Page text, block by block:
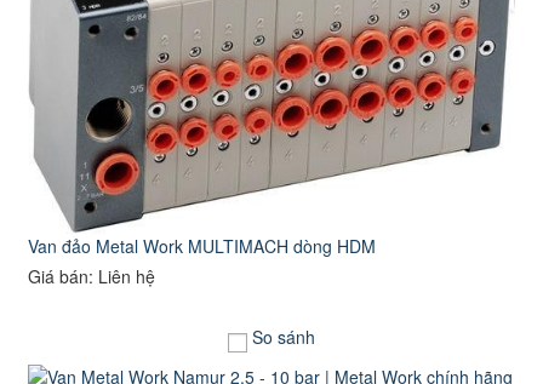
Van đảo Metal Work MULTIMACH dòng HDM
Giá bán: Liên hệ
So sánh